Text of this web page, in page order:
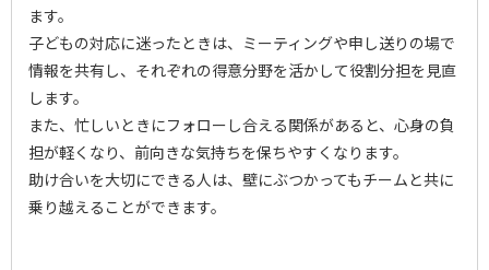
ます。
子どもの対応に迷ったときは、ミーティングや申し送りの場で
情報を共有し、それぞれの得意分野を活かして役割分担を見直
します。
また、忙しいときにフォローし合える関係があると、心身の負
担が軽くなり、前向きな気持ちを保ちやすくなります。
助け合いを大切にできる人は、壁にぶつかってもチームと共に
乗り越えることができます。